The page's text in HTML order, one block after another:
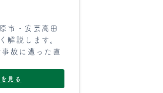
市・安芸高田
解説します。
故に遭った直
見る